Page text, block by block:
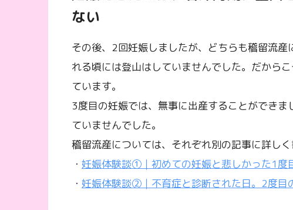
ない
その後、2回妊娠しましたが、どちらも稽留流
れる頃には登山はしていませんでした。だから
ています。
3度目の妊娠では、無事に出産することができ
ていませんでした。
稽留流産については、それぞれ別の記事に詳しく
・ 妊娠体験談①｜初めての妊娠と悲しかった1度
・ 妊娠体験談②｜不育症と診断された日。2度目